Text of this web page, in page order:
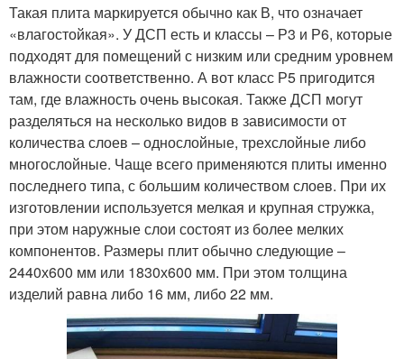
Такая плита маркируется обычно как В, что означает
«влагостойкая». У ДСП есть и классы – Р3 и Р6, которые
подходят для помещений с низким или средним уровнем
влажности соответственно. А вот класс Р5 пригодится
там, где влажность очень высокая. Также ДСП могут
разделяться на несколько видов в зависимости от
количества слоев – однослойные, трехслойные либо
многослойные. Чаще всего применяются плиты именно
последнего типа, с большим количеством слоев. При их
изготовлении используется мелкая и крупная стружка,
при этом наружные слои состоят из более мелких
компонентов. Размеры плит обычно следующие –
2440х600 мм или 1830х600 мм. При этом толщина
изделий равна либо 16 мм, либо 22 мм.